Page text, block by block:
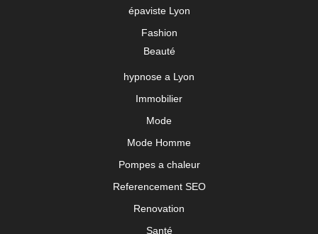
épaviste Lyon
Fashion
Beauté
hypnose a Lyon
Immobilier
Mode
Mode Homme
Pompes a chaleur
Referencement SEO
Renovation
Santé